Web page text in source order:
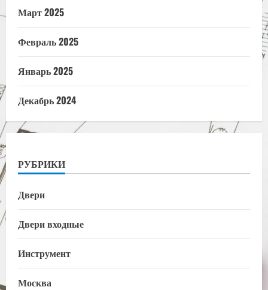
Март 2025
Февраль 2025
Январь 2025
Декабрь 2024
РУБРИКИ
Двери
Двери входные
Инструмент
Москва